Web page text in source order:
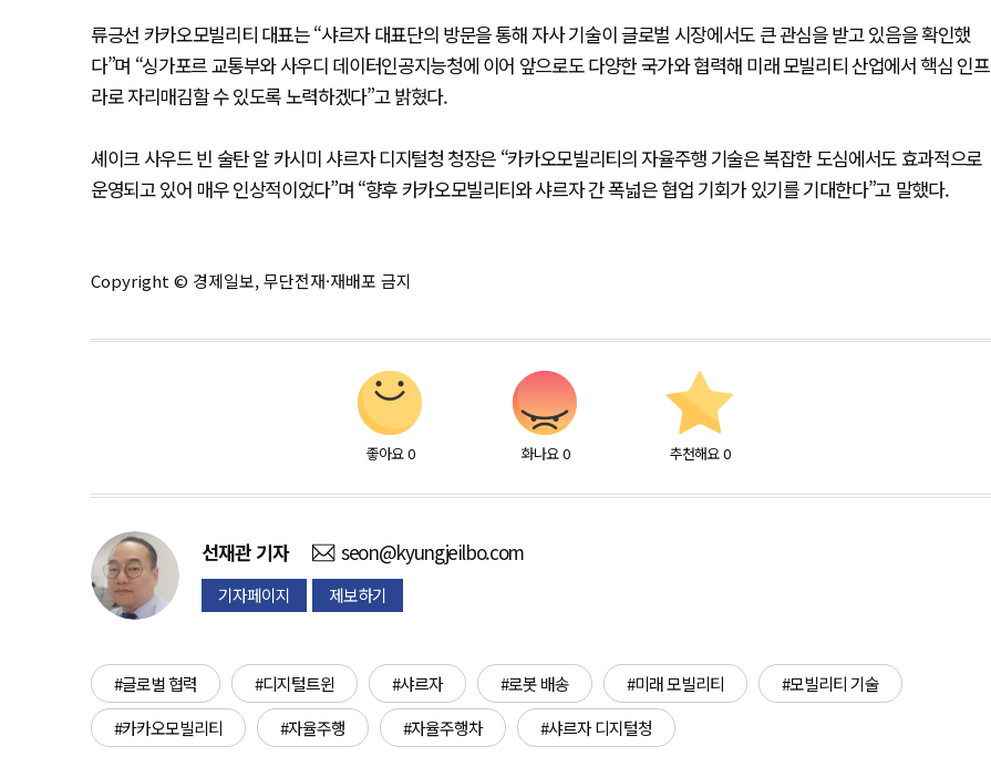
류긍선 카카오모빌리티 대표는 “샤르자 대표단의 방문을 통해 자사 기술이 글로벌 시장에서도 큰 관심을 받고 있음을 확인했
다”며 “싱가포르 교통부와 사우디 데이터인공지능청에 이어 앞으로도 다양한 국가와 협력해 미래 모빌리티 산업에서 핵심 인프
라로 자리매김할 수 있도록 노력하겠다”고 밝혔다.
셰이크 사우드 빈 술탄 알 카시미 샤르자 디지털청 청장은 “카카오모빌리티의 자율주행 기술은 복잡한 도심에서도 효과적으로
운영되고 있어 매우 인상적이었다”며 “향후 카카오모빌리티와 샤르자 간 폭넓은 협업 기회가 있기를 기대한다”고 말했다.
Copyright © 경제일보, 무단전재·재배포 금지
좋아요 0 화나요 0 추천해요 0
선재관 기자 seon@kyungjeilbo.com
기자페이지 제보하기
#글로벌 협력 #디지털트윈 #샤르자 #로봇 배송 #미래 모빌리티
#모빌리티 기술
#카카오모빌리티
#자율주행 #자율주행차 #샤르자 디지털청